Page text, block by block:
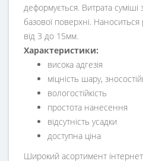
деформується. Витрата суміші
базової поверхні.
від 3 до 15мм.
Характеристики:
висока адгезія
міцність шару,
вологостійкість
простота нанесення
відсутність усадки
доступна ціна
Широкий асортимент